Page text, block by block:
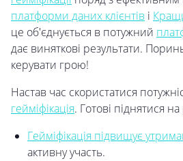
платформи даних клієнтів і
це об'єднується в потужний
дає виняткові результати.
керувати грою!
Настав час скористатися
гейміфікація. Готові піднятися
Гейміфікація підвищує
активну участь.